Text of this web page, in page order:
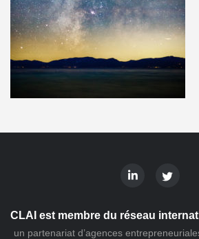
CLAI est membre du réseau
un partenariat d’agences